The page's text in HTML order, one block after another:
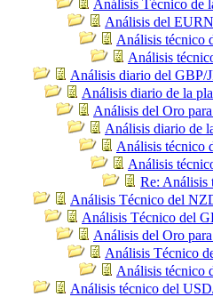
Análisis Técnico de
Análisis del
Análisis técnico
Análisis
Análisis diario del GBP/
Análisis diario de la
Análisis del Oro
Análisis diario de
Análisis técnico
Análisis
Re: Análisis
Análisis Técnico del
Análisis Técnico del
Análisis del Oro
Análisis Técnico
Análisis técnico
Análisis técnico del